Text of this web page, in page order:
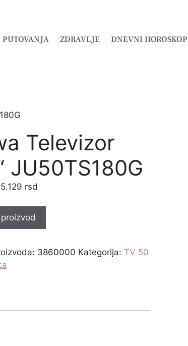
PUTOVANJA ZDRAVLJE DNEVNI HOROSKOP
Televizor
JU50TS180G
rsd
3860000 Kategorija: TV 50